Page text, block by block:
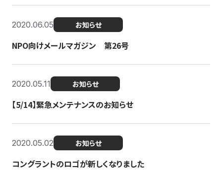
2020.06.05 お知らせ
NPO向けメールマガジン 第26号
2020.05.11 お知らせ
【5/14】緊急メンテナンスのお知らせ
2020.05.02 お知らせ
コングラントのロゴが新しくなりました